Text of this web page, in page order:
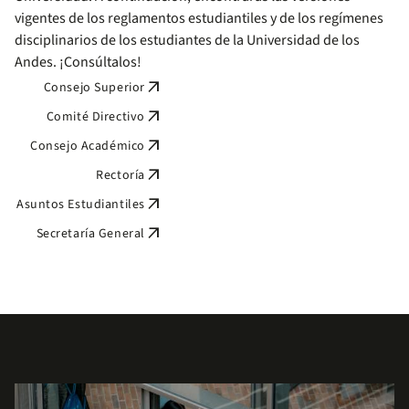
vigentes de los reglamentos estudiantiles y de los regímenes
disciplinarios de los estudiantes de la Universidad de los
Andes. ¡Consúltalos!
Consejo Superior arrow_outward
Comité Directivo arrow_outward
Consejo Académico arrow_outward
Rectoría arrow_outward
Asuntos Estudiantiles arrow_outward
Secretaría General arrow_outward